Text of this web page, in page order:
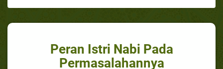
Peran Istri Nabi Pada
Permasalahannya